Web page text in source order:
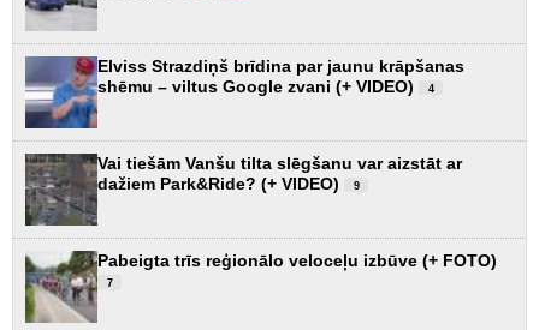
Elviss Strazdiņš brīdina par jaunu krāpšanas
shēmu – viltus Google zvani (+ VIDEO)
4
Vai tiešām Vanšu tilta slēgšanu var aizstāt ar
dažiem Park&Ride? (+ VIDEO)
9
Pabeigta trīs reģionālo veloceļu izbūve (+ FOTO)
7